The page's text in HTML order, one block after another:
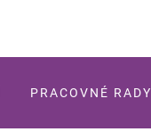
PRACOVNÉ RADY